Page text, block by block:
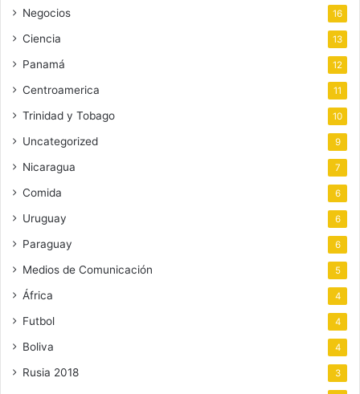
Negocios 16
Ciencia 13
Panamá 12
Centroamerica 11
Trinidad y Tobago 10
Uncategorized 9
Nicaragua 7
Comida 6
Uruguay 6
Paraguay 6
Medios de Comunicación 5
África 4
Futbol 4
Boliva 4
Rusia 2018 3